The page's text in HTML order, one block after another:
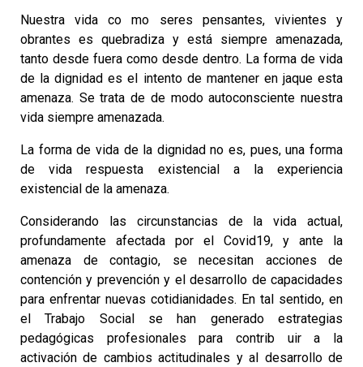
Nuestra vida co mo seres pensantes, vivientes y
obrantes es quebradiza y está siempre amenazada,
tanto desde fuera como desde dentro. La forma de vida
de la dignidad es el intento de mantener en jaque esta
amenaza. Se trata de de modo autoconsciente nuestra
vida siempre amenazada.
La forma de vida de la dignidad no es, pues, una forma
de vida respuesta existencial a la experiencia
existencial de la amenaza.
Considerando las circunstancias de la vida actual,
profundamente afectada por el Covid19, y ante la
amenaza de contagio, se necesitan acciones de
contención y prevención y el desarrollo de capacidades
para enfrentar nuevas cotidianidades. En tal sentido, en
el Trabajo Social se han generado estrategias
pedagógicas profesionales para contrib uir a la
activación de cambios actitudinales y al desarrollo de